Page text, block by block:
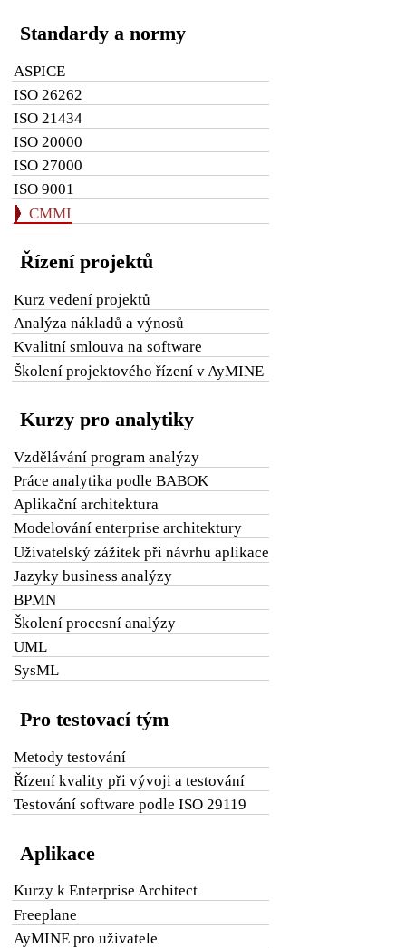
Standardy a normy
ASPICE
ISO 26262
ISO 21434
ISO 20000
ISO 27000
ISO 9001
CMMI
Řízení projektů
Kurz vedení projektů
Analýza nákladů a výnosů
Kvalitní smlouva na software
Školení projektového řízení v AyMINE
Kurzy pro analytiky
Vzdělávání program analýzy
Práce analytika podle BABOK
Aplikační architektura
Modelování enterprise architektury
Uživatelský zážitek při návrhu aplikace
Jazyky business analýzy
BPMN
Školení procesní analýzy
UML
SysML
Pro testovací tým
Metody testování
Řízení kvality při vývoji a testování
Testování software podle ISO 29119
Aplikace
Kurzy k Enterprise Architect
Freeplane
AyMINE pro uživatele